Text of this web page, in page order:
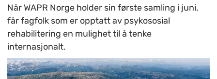
Når WAPR Norge holder sin første samling i juni,
får fagfolk som er opptatt av psykososial
rehabilitering en mulighet til å tenke
internasjonalt.